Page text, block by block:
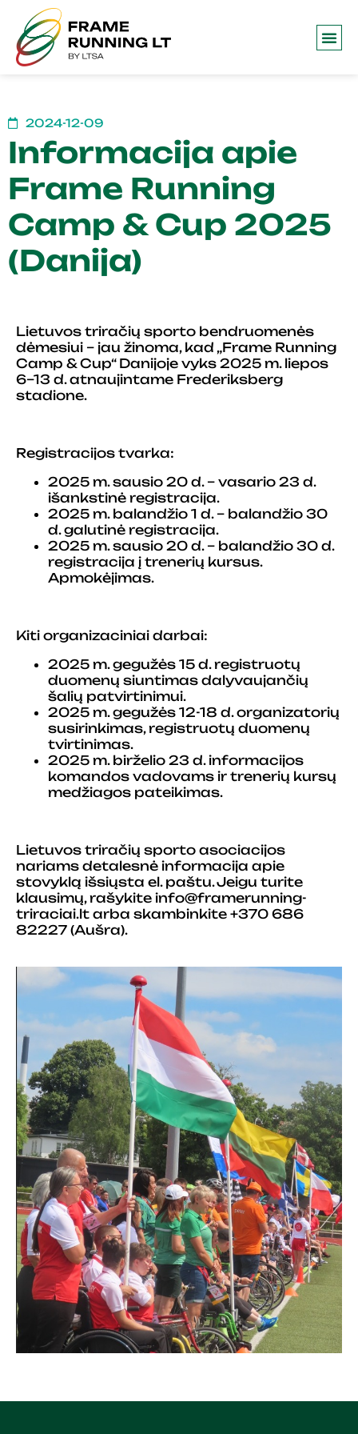
2024-12-09
Informacija apie
Frame Running
Camp & Cup 2025
(Danija)
Lietuvos triračių sporto bendruomenės
dėmesiui – jau žinoma, kad „Frame Running
Camp & Cup“ Danijoje vyks 2025 m. liepos
6–13 d. atnaujintame Frederiksberg
stadione.
Registracijos tvarka:
2025 m. sausio 20 d. – vasario 23 d.
išankstinė registracija.
2025 m. balandžio 1 d. – balandžio 30
d. galutinė registracija.
2025 m. sausio 20 d. – balandžio 30 d.
registracija į trenerių kursus.
Apmokėjimas.
Kiti organizaciniai darbai:
2025 m. gegužės 15 d. registruotų
duomenų siuntimas dalyvaujančių
šalių patvirtinimui.
2025 m. gegužės 12-18 d. organizatorių
susirinkimas, registruotų duomenų
tvirtinimas.
2025 m. birželio 23 d. informacijos
komandos vadovams ir trenerių kursų
medžiagos pateikimas.
Lietuvos triračių sporto asociacijos
nariams detalesnė informacija apie
stovyklą išsiųsta el. paštu. Jeigu turite
klausimų, rašykite info@framerunning-
triraciai.lt arba skambinkite +370 686
82227 (Aušra).